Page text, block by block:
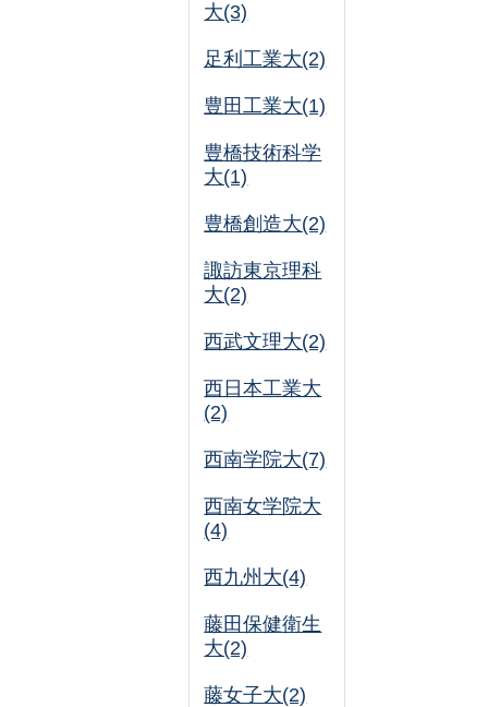
大(3)
足利工業大(2)
豊田工業大(1)
豊橋技術科学
大(1)
豊橋創造大(2)
諏訪東京理科
大(2)
西武文理大(2)
西日本工業大
(2)
西南学院大(7)
西南女学院大
(4)
西九州大(4)
藤田保健衛生
大(2)
藤女子大(2)